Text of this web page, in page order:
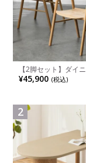
【2脚セット】ダイ
ェア 木製 LUGA 肘付
ア 天然木 リビング椅
ュラル ブラウン 完
¥45,900 (税込)
2